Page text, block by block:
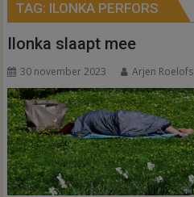
TAG: ILONKA PERFORS
Ilonka slaapt mee
30 november 2023 Arjen Roelofs